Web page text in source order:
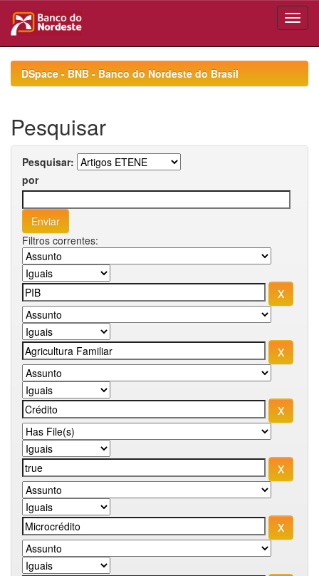
navigationDSpace - BNB - Banco do Nordeste do Brasil
Pesquisar
Pesquisar:
por
Filtros correntes: